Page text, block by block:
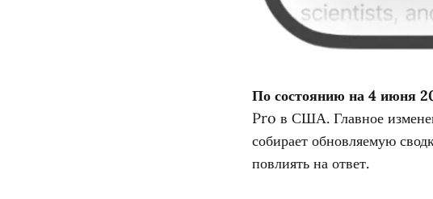
По состоянию на 4 июня
Pro в США. Главное
собирает обновляемую
повлиять на ответ.